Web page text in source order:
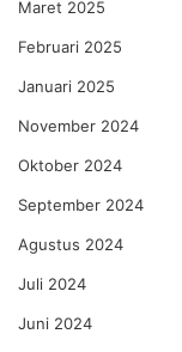
Maret 2025
Februari 2025
Januari 2025
November 2024
Oktober 2024
September 2024
Agustus 2024
Juli 2024
Juni 2024